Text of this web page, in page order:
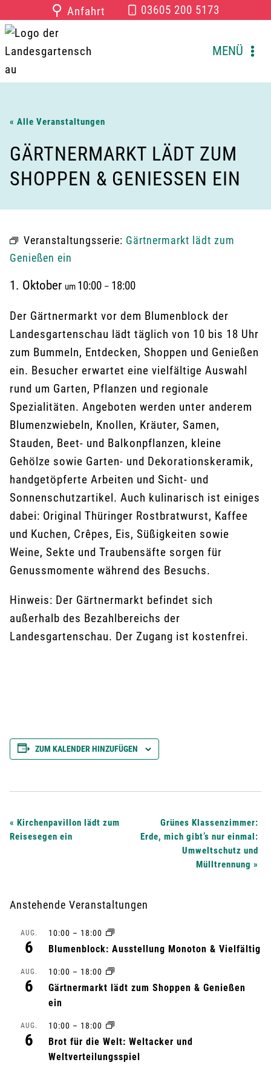
Inhalt
springen
⚲ Anfahrt 03605 200 5173
MENÜ
« Alle Veranstaltungen
GÄRTNERMARKT LÄDT ZUM
SHOPPEN & GENIESSEN EIN
Veranstaltungsserie: Gärtnermarkt lädt zum
Genießen ein
1. Oktober um 10:00 – 18:00
Der Gärtnermarkt vor dem Blumenblock der
Landesgartenschau lädt täglich von 10 bis 18 Uhr
zum Bummeln, Entdecken, Shoppen und Genießen
ein. Besucher erwartet eine vielfältige Auswahl
rund um Garten, Pflanzen und regionale
Spezialitäten. Angeboten werden unter anderem
Blumenzwiebeln, Knollen, Kräuter, Samen,
Stauden, Beet- und Balkonpflanzen, kleine
Gehölze sowie Garten- und Dekorationskeramik,
handgetöpferte Arbeiten und Sicht- und
Sonnenschutzartikel. Auch kulinarisch ist einiges
dabei: Original Thüringer Rostbratwurst, Kaffee
und Kuchen, Crêpes, Eis, Süßigkeiten sowie
Weine, Sekte und Traubensäfte sorgen für
Genussmomente während des Besuchs.
Hinweis: Der Gärtnermarkt befindet sich
außerhalb des Bezahlbereichs der
Landesgartenschau. Der Zugang ist kostenfrei.
ZUM KALENDER HINZUFÜGEN
V
a
« Kirchenpavillon lädt zum
Reisesegen ein
Grünes Klassenzimmer:
Erde, mich gibt’s nur einmal:
Umweltschutz und
Mülltrennung »
Anstehende Veranstaltungen
AUG.
6
10:00 – 18:00
Blumenblock: Ausstellung Monoton & Vielfältig
AUG.
6
10:00 – 18:00
Gärtnermarkt lädt zum Shoppen & Genießen
ein
AUG.
6
10:00 – 18:00
Brot für die Welt: Weltacker und
Weltverteilungsspiel